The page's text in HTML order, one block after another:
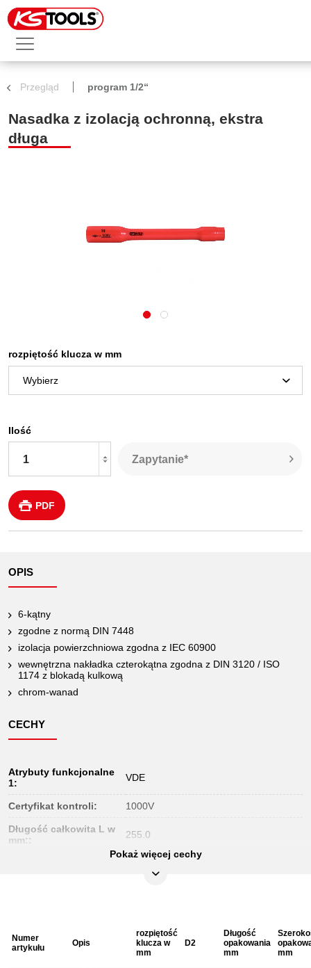
Przegląd program 1/2“
Nasadka z izolacją ochronną, ekstra
długa
rozpiętość klucza w mm
Ilość
Zapytanie*
PDF
OPIS
6-kątny
zgodne z normą DIN 7448
izolacja powierzchniowa zgodna z IEC 60900
wewnętrzna nakładka czterokątna zgodna z DIN 3120 / ISO
1174 z blokadą kulkową
chrom-wanad
CECHY
Atrybuty funkcjonalne
1:
VDE
Certyfikat kontroli: 1000V
Długość całkowita L w
mm::
255.0
Delikatny chrom wanad stal
DIN 7448, DIN 3120, ISO 1174, IEC
Pokaż więcej cechy
Numer
artykułu
Opis
rozpiętość
klucza w
mm
D2
Długość
opakowania
mm
mm